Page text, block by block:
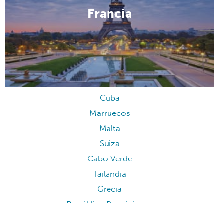
Francia
Cuba
Marruecos
Malta
Suiza
Cabo Verde
Tailandia
Grecia